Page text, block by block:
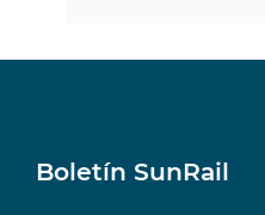
Boletín SunRail